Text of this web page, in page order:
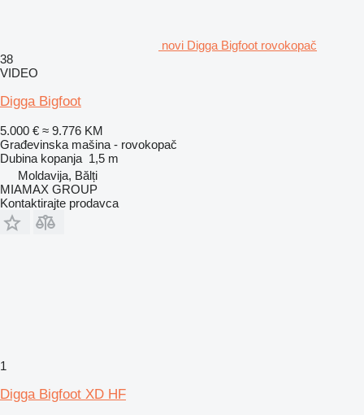
novi Digga Bigfoot rovokopač
38
VIDEO
Digga Bigfoot
5.000 € ≈ 9.776 KM
Građevinska mašina - rovokopač
Dubina kopanja 1,5 m
Moldavija, Bălți
MIAMAX GROUP
Kontaktirajte prodavca
1
Digga Bigfoot XD HF